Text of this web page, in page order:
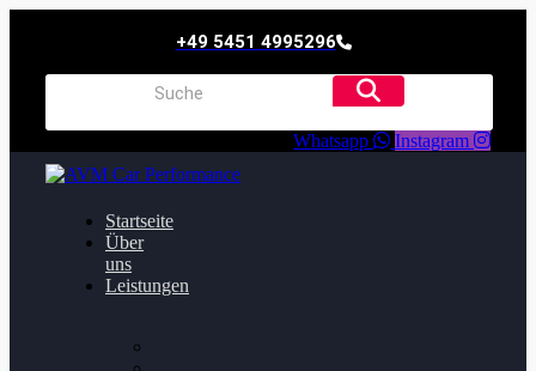
+49 5451 4995296
Whatsapp Instagram
Startseite
Über
uns
Leistungen